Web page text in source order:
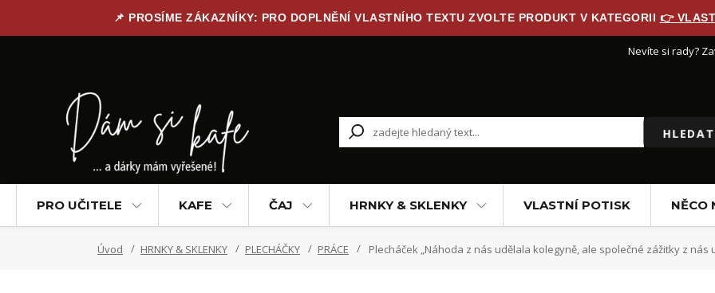
📌 PROSÍME ZÁKAZNÍKY: PRO DOPLNĚNÍ VLASTNÍHO TEXTU ZVOLTE PRODUKT V KATEGORII 👉
HLEDAT
Nevíte si rady?
PRO UČITELE KAFE ČAJ HRNKY & SKLENKY VLASTNÍ POTISK NĚCO
Úvod HRNKY & SKLENKY PLECHÁČKY PRÁCE Plecháček „Náhoda z nás udělala kolegyně, ale společné zážitky z nás